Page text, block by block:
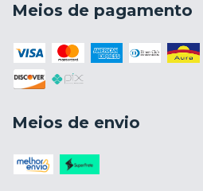
Meios de pagamento
Meios de envio